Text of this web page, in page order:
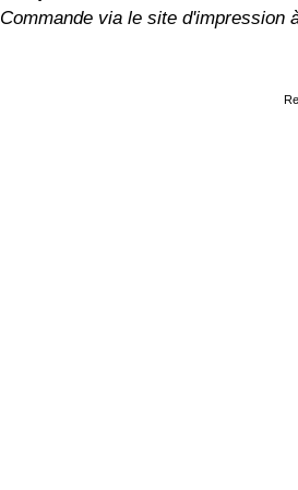
Commande via le site d'impression